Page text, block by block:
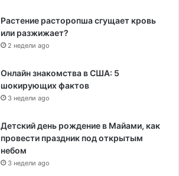
Растение расторопша сгущает кровь
или разжижает?
2 недели ago
Онлайн знакомства в США: 5
шокирующих фактов
3 недели ago
Детский день рождение в Майами, как
провести праздник под открытым
небом
3 недели ago